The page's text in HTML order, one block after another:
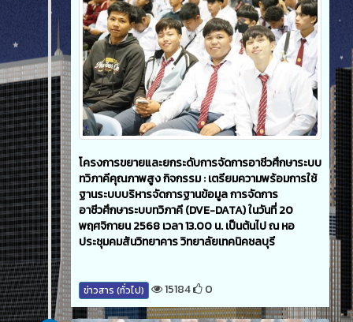
โครงการขยายและยกระดับการจัดการอาชีวศึกษาระบบ
ทวิภาคีคุณภาพสูง กิจกรรม : เตรียมความพร้อมการใช้
ฐานระบบบริหารจัดการฐานข้อมูล การจัดการ
อาชีวศึกษาระบบทวิภาคี (DVE-DATA) ในวันที่ 20
พฤศจิกายน 2568 เวลา 13.00 น. เป็นต้นไป ณ หอ
ประชุมคมสันวิทยาคาร วิทยาลัยเทคนิคชลบุรี
ข่าวสาร (ทั่วไป) 15184 0